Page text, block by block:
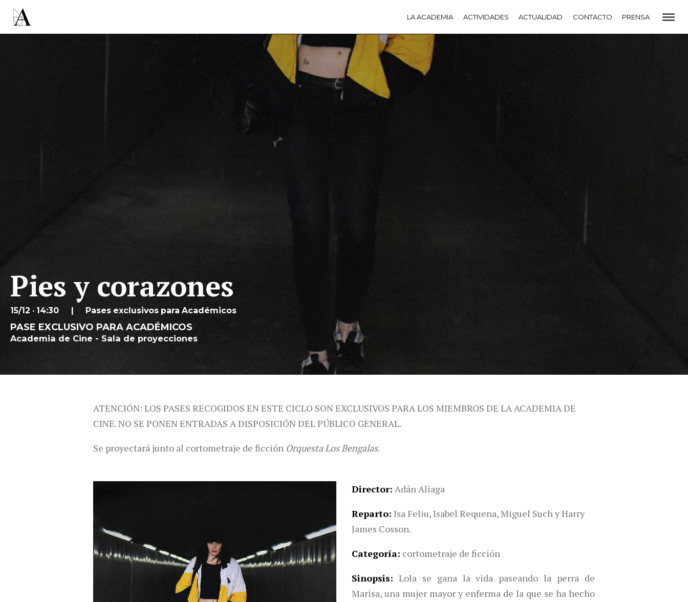
LA ACADEMIA ACTIVIDADES ACTUALIDAD CONTACTO PRENSA
Pies y corazones
15/12 · 14:30 Pases exclusivos para Académicos
PASE EXCLUSIVO PARA ACADÉMICOS
Academia de Cine - Sala de proyecciones
ATENCIÓN: LOS PASES RECOGIDOS EN ESTE CICLO SON EXCLUSIVOS PARA LOS MIEMBROS DE LA ACADEMIA DE
CINE. NO SE PONEN ENTRADAS A DISPOSICIÓN DEL PÚBLICO GENERAL.
Se proyectará junto al cortometraje de ficción Orquesta Los Bengalas.
Director Adán Aliaga
Reparto Isa Feliu, Isabel Requena, Miguel Such y Harry
James Cosson.
Categoría cortometraje de ficción
Sinopsis
Lola se gana la vida paseando la perra de
Marisa, una mujer mayor y enferma de la que se ha hecho
LA ACADEMIA PREMIOS GOYA FUNDACIÓN
CONTACTO